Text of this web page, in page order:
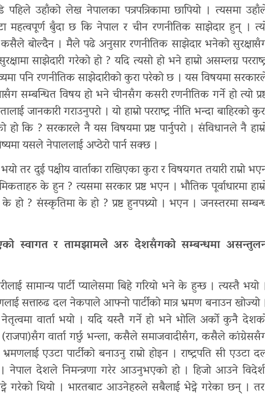
पहिले उहाँको लेख नेपालका पत्रपत्रिकामा छापियो । त्यसमा
महत्वपूर्ण बुँदा छ कि नेपाल र चीन रणनीतिक साझेदार हुन् ।
बोल्दैन । मैले पढे अनुसार रणनीतिक साझेदार भनेको
साझेदारी गरेको हो ? यदि त्यसो हो भने हाम्रो असम्लग्न
पनि रणनीतिक साझेदारीको कुरा परेको छ । यस विषयमा
सम्बन्धित विषय हो भने चीनसँग कसरी रणनीतिक गर्ने हो त्यो
जानकारी गराउनुपरो । यो हाम्रो परराष्ट्र नीति भन्दा बाहिरको
हो कि ? सरकारले नै यस विषयमा प्रष्ट पार्नुपरो । संविधानले नै
यसले नेपाललाई अप्ठेरो पार्न सक्छ ।
दुई पक्षीय वार्ताका राखिएका कुरा र विषयगत तयारी राम्रो
के हुन ? त्यसमा सरकार प्रष्ट भएन । भौतिक पूर्वाधारमा
हो ? संस्कृतिमा के हो ? प्रष्ट हुनपथ्र्यो । भएन । जनस्तरमा
स्वागत र तामझामले अरु देशसँगको सम्बन्धमा
सामान्य पार्टी प्यालेसमा बिहे गरियो भने के हुन्छ । त्यस्तै भयो
सत्तारुढ दल नेकपाले आफ्नो पार्टीको मात्र भ्रमण बनाउन खोज्यो
नेतृत्वमा वार्ता भयो । यदि यस्तै गर्ने हो भने भोलि अर्को कुनै
(राजपा)सँग वार्ता गर्छु भन्ला, कसैले समाजवादीसँग, कसैले
एउटा पार्टीको बनाउनु राम्रो होइन । राष्ट्रपति सी एउटा
नेपाल देशले निमन्त्रणा गरेर आउनुभएको हो । हिजो आउने
गरेको थियो । भारतबाट आउनेहरुले सबैलाई भेट्ने गरेका छन् ।